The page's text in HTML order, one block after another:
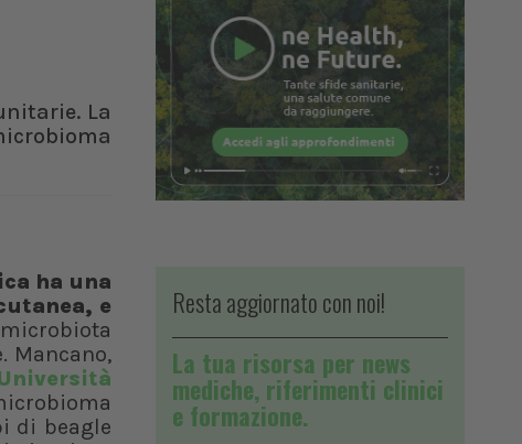
La
ha una
e
Mancano,
di beagle
Resta aggiornato con noi!
La tua risorsa per news
mediche, riferimenti clinici
e formazione.